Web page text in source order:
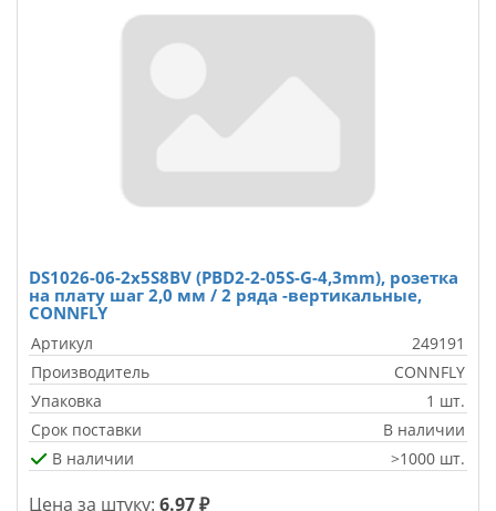
DS1026-06-2x5S8BV (PBD2-2-05S-G-4,3mm), розетка
на плату шаг 2,0 мм / 2 ряда -вертикальные,
CONNFLY
Артикул
249191
Производитель
CONNFLY
Упаковка
1 шт.
Срок поставки
В наличии
В наличии
>1000 шт.
Цена за штуку: 6.97 ₽